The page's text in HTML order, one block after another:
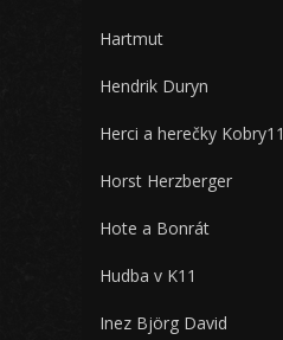
Hartmut
Hendrik Duryn
Herci a herečky Kobry11
Horst Herzberger
Hote a Bonrát
Hudba v K11
Inez Björg David